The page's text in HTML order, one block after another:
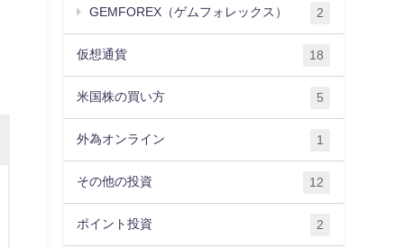
GEMFOREX（ゲムフォレックス） 2
仮想通貨 18
米国株の買い方 5
外為オンライン 1
その他の投資 12
ポイント投資 2